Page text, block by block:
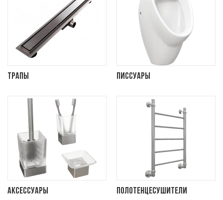
Трапы Писсуары
Аксессуары Полотенцесушители